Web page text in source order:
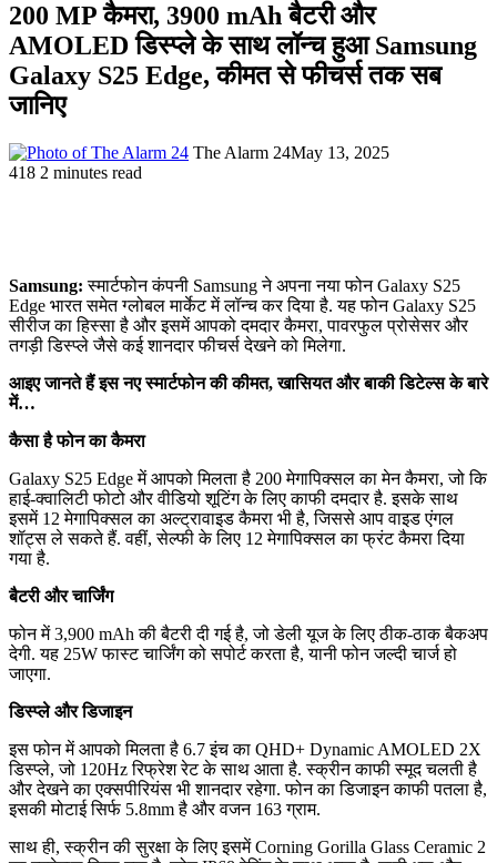
200 MP कैमरा, 3900 mAh बैटरी और
AMOLED डिस्प्ले के साथ लॉन्च हुआ Samsung
Galaxy S25 Edge, कीमत से फीचर्स तक सब
जानिए
The Alarm 24May 13, 2025
418 2 minutes read
Samsung: स्मार्टफोन कंपनी Samsung ने अपना नया फोन Galaxy S25
Edge भारत समेत ग्लोबल मार्केट में लॉन्च कर दिया है. यह फोन Galaxy S25
सीरीज का हिस्सा है और इसमें आपको दमदार कैमरा, पावरफुल प्रोसेसर और
तगड़ी डिस्प्ले जैसे कई शानदार फीचर्स देखने को मिलेगा.
आइए जानते हैं इस नए स्मार्टफोन की कीमत, खासियत और बाकी डिटेल्स के बारे
में…
कैसा है फोन का कैमरा
Galaxy S25 Edge में आपको मिलता है 200 मेगापिक्सल का मेन कैमरा, जो कि
हाई-क्वालिटी फोटो और वीडियो शूटिंग के लिए काफी दमदार है. इसके साथ
इसमें 12 मेगापिक्सल का अल्ट्रावाइड कैमरा भी है, जिससे आप वाइड एंगल
शॉट्स ले सकते हैं. वहीं, सेल्फी के लिए 12 मेगापिक्सल का फ्रंट कैमरा दिया
गया है.
बैटरी और चार्जिंग
फोन में 3,900 mAh की बैटरी दी गई है, जो डेली यूज के लिए ठीक-ठाक बैकअप
देगी. यह 25W फास्ट चार्जिंग को सपोर्ट करता है, यानी फोन जल्दी चार्ज हो
जाएगा.
डिस्प्ले और डिजाइन
इस फोन में आपको मिलता है 6.7 इंच का QHD+ Dynamic AMOLED 2X
डिस्प्ले, जो 120Hz रिफ्रेश रेट के साथ आता है. स्क्रीन काफी स्मूद चलती है
और देखने का एक्सपीरियंस भी शानदार रहेगा. फोन का डिजाइन काफी पतला है,
इसकी मोटाई सिर्फ 5.8mm है और वजन 163 ग्राम.
साथ ही, स्क्रीन की सुरक्षा के लिए इसमें Corning Gorilla Glass Ceramic 2